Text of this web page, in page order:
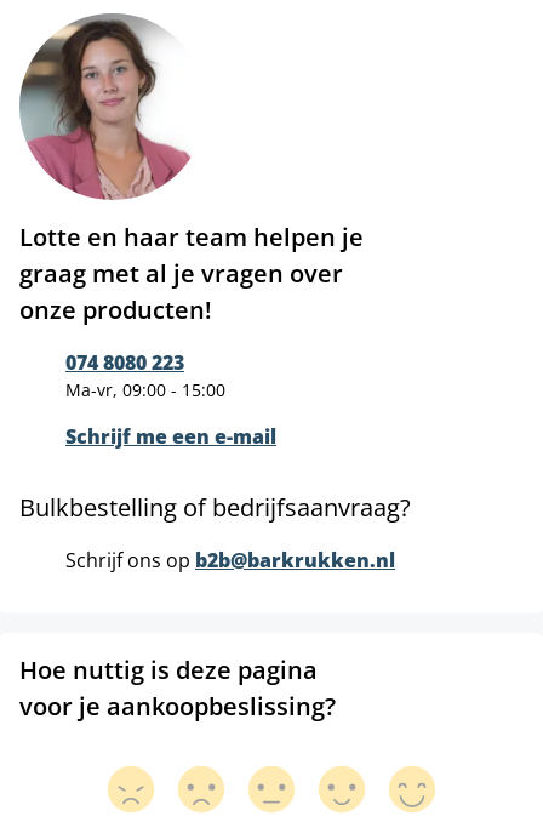
Lotte en haar team helpen je
graag met al je vragen over
onze producten!
074 8080 223
Ma-vr, 09:00 - 15:00
Schrijf me een e-mail
Bulkbestelling of bedrijfsaanvraag?
Schrijf ons op b2b@barkrukken.nl
Hoe nuttig is deze pagina
voor je aankoopbeslissing?